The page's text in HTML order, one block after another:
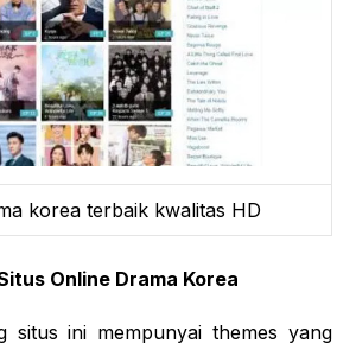
korea terbaik kwalitas HD
Online Drama Korea
situs ini mempunyai themes yang